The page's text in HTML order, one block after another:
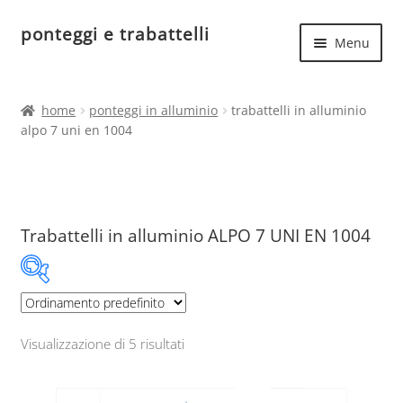
Vai
Vai
ponteggi e trabattelli Menu
il
Ponteggi in acciaio
child
Ponteggi in alluminio Argo
Ponteggi in alluminio Argo plus
TIPO 4601
home ponteggi in alluminio
trabattelli in alluminio
alpo 7 uni en 1004
Trabattelli in alluminio ALPO 7 UNI EN 1004
Visualizzazione di 5 risultati